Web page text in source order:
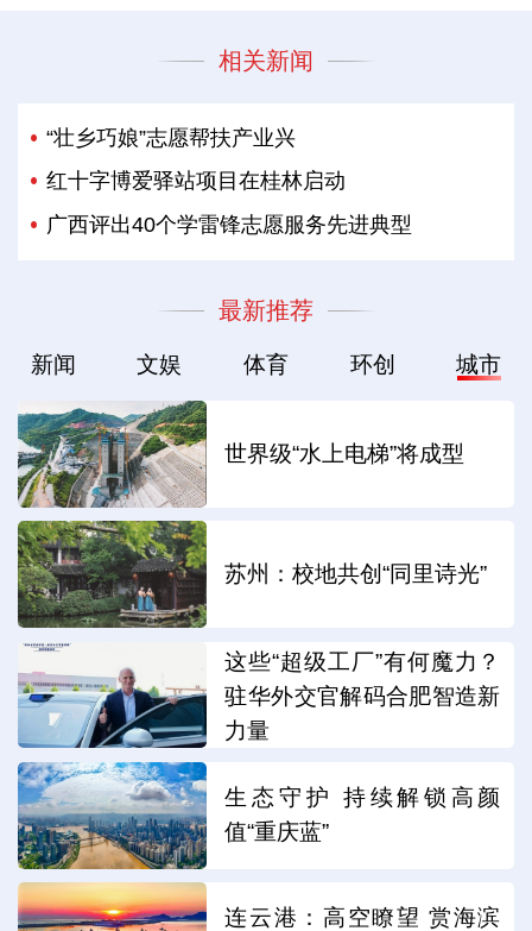
相关新闻
“壮乡巧娘”志愿帮扶产业兴
红十字博爱驿站项目在桂林启动
广西评出40个学雷锋志愿服务先进典型
最新推荐
新闻 文娱 体育 环创 城市
世界级“水上电梯”将成型
苏州：校地共创“同里诗光”
这些“超级工厂”有何魔力？
驻华外交官解码合肥智造新
力量
生态守护 持续解锁高颜
值“重庆蓝”
连云港：高空瞭望 赏海滨